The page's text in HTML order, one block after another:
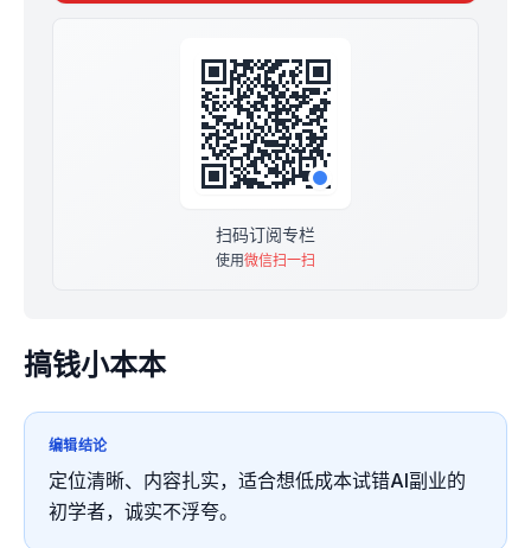
扫码订阅专栏
使用微信扫一扫
搞钱小本本
编辑结论
定位清晰、内容扎实，适合想低成本试错AI副业的
初学者，诚实不浮夸。